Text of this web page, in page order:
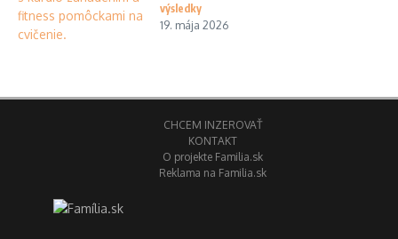
výsledky
19. mája 2026
CHCEM INZEROVAŤ
KONTAKT
O projekte Familia.sk
Reklama na Familia.sk